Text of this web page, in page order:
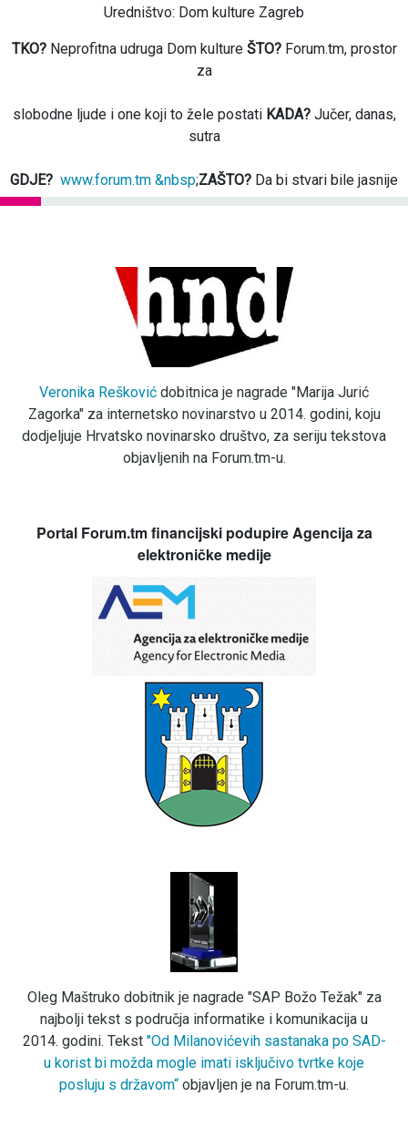
Uredništvo: Dom kulture Zagreb
TKO?Neprofitna udruga Dom kulture ŠTO?Forum.tm, prostor
za
slobodne ljude i one koji to žele postati KADA?Jučer, danas,
sutra
GDJE? www.forum.tm &nbsp;ZAŠTO? Da bi stvari bile jasnije
Veronika Rešković dobitnica je nagrade "Marija Jurić
Zagorka" za internetsko novinarstvo u 2014. godini, koju
dodjeljuje Hrvatsko novinarsko društvo, za seriju tekstova
objavljenih na Forum.tm-u.
Portal Forum.tm financijski podupire Agencija za
elektroničke medije
Oleg Maštruko dobitnik je nagrade "SAP Božo Težak" za
najbolji tekst s područja informatike i komunikacija u
2014. godini. Tekst "Od Milanovićevih sastanaka po SAD-
u korist bi možda mogle imati isključivo tvrtke koje
posluju s državom“ objavljen je na Forum.tm-u.